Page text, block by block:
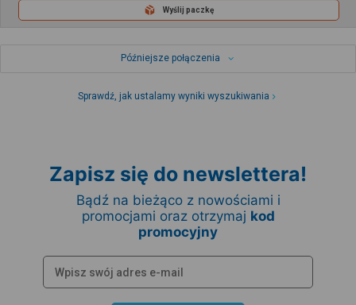
Wyślij paczkę
Późniejsze połączenia
Sprawdź, jak ustalamy wyniki wyszukiwania
Zapisz się do newslettera!
Bądź na bieżąco z nowościami i
promocjami oraz otrzymaj kod
promocyjny